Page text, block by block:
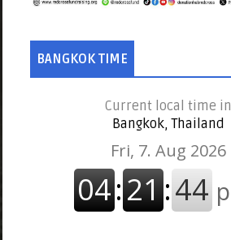
BANGKOK TIME
Current local time in
Bangkok, Thailand